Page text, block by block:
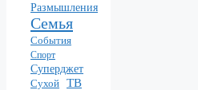
Размышления
Семья
События
Спорт
Суперджет
Сухой ТВ